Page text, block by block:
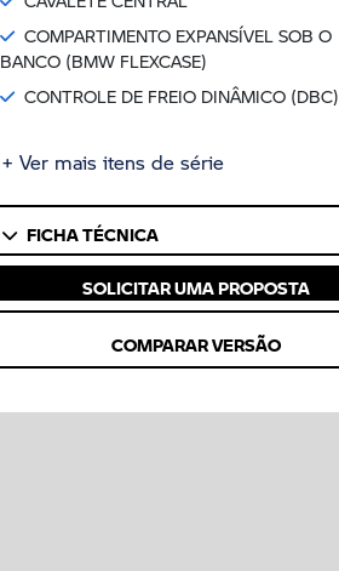
COMPARTIMENTO EXPANSÍVEL SOB O
BANCO (BMW FLEXCASE)
CONTROLE DE FREIO DINÂMICO (DBC)
+ Ver mais itens de série
FICHA TÉCNICA
SOLICITAR UMA PROPOSTA
COMPARAR VERSÃO